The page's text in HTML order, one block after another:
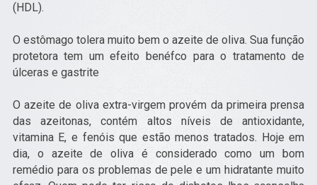
(HDL).
O estômago tolera muito bem o azeite de oliva. Sua função
protetora tem um efeito benéfco para o tratamento de
úlceras e gastrite
O azeite de oliva extra-virgem provém da primeira prensa
das azeitonas, contém altos níveis de antioxidante,
vitamina E, e fenóis que estão menos tratados. Hoje em
dia, o azeite de oliva é considerado como um bom
remédio para os problemas de pele e um hidratante muito